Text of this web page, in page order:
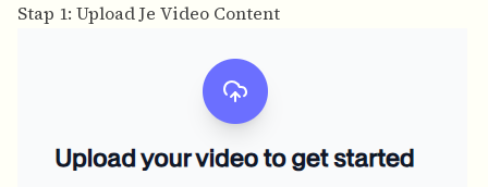
Stap 1: Upload Je Video Content